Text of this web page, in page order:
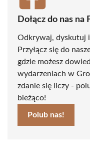
Dołącz do nas na
Odkrywaj, dyskutuj
Przyłącz się do
gdzie możesz
wydarzeniach w
zdanie się liczy -
bieżąco!
Polub nas!